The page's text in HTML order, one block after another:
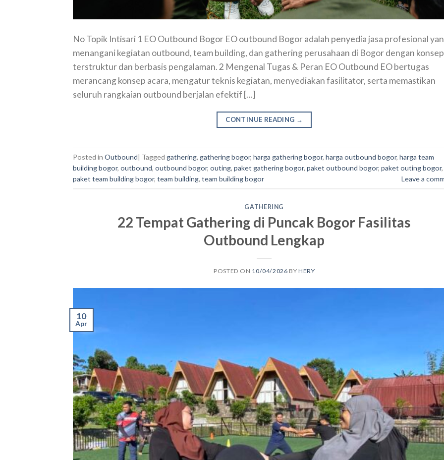
No Topik Intisari 1 EO Outbound Bogor EO outbound Bogor adalah penyedia jasa profesional
menangani kegiatan outbound, team building, dan gathering perusahaan di Bogor dengan konsep
terstruktur dan berbasis pengalaman. 2 Mengenal Tugas & Peran EO Outbound EO bertugas
merancang konsep acara, mengatur teknis kegiatan, menyediakan fasilitator, serta memastikan
seluruh rangkaian outbound berjalan efektif […]
CONTINUE READING →
Posted in Outbound| Tagged gathering, gathering bogor, harga gathering bogor, harga outbound bogor, harga team
building bogor, outbound, outbound bogor, outing, paket gathering bogor, paket outbound bogor, paket outing bogor,
paket team building bogor, team building, team building bogor Leave a
GATHERING
22 Tempat Gathering di Puncak Bogor Fasilitas
Outbound Lengkap
POSTED ON 10/04/2026 BY HERY
10
Apr